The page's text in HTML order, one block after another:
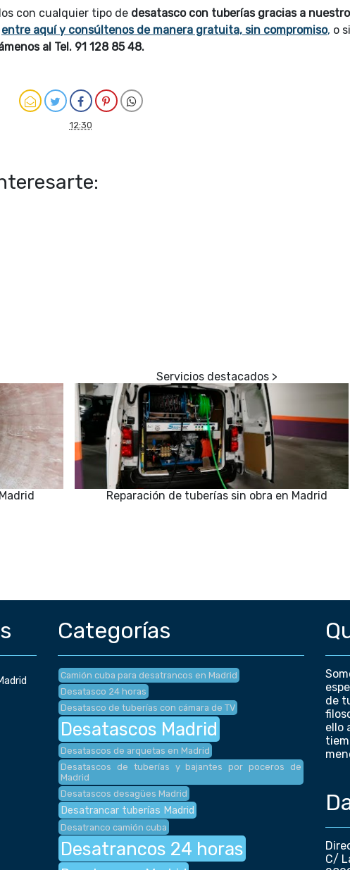
con cualquier tipo de desatasco con tuberías gracias a
entre aquí y consúltenos de manera gratuita, sin compromiso, o si
al Tel. 91 128 85 48.
12:30
Reparación de tuberías sin obra en Madrid
Categorías
Camión cuba para desatrancos en Madrid
Desatasco 24 horas
Desatasco de tuberías con cámara de TV
Desatascos Madrid
Desatascos de arquetas en Madrid
Desatascos de tuberías y bajantes por poceros de
Madrid
Desatascos desagües Madrid
Desatrancar tuberías Madrid
Desatranco camión cuba
Desatrancos 24 horas
de
ello
C/